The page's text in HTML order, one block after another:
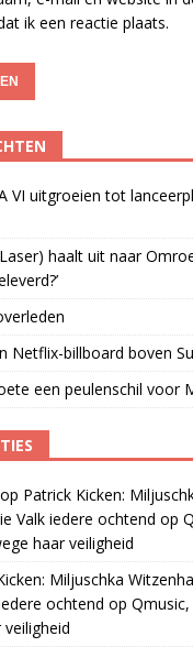
ik een reactie plaats.
VI uitgroeien tot
haalt uit naar
Netflix-billboard boven
een peulenschil voor
op Patrick Kicken:
Valk iedere ochtend op
haar veiligheid
Miljuschka
ochtend op